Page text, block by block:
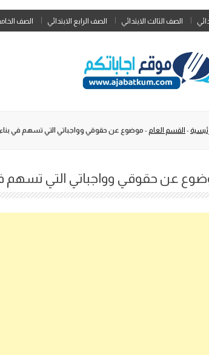
الصف الثالث الابتدائي الصف الرابع الابتدائي الصف
- القسم العام - موضوع عن حقوقي وواجباتي التي تسهم في بناء
عن حقوقي وواجباتي التي تسهم